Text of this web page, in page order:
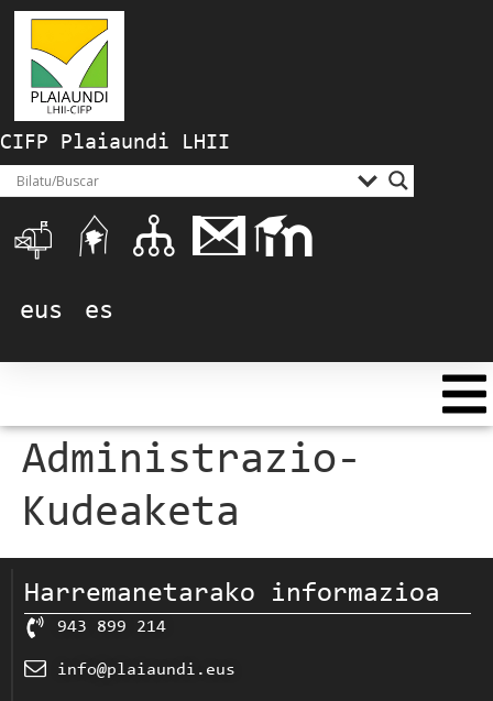
CIFP Plaiaundi LHII
eus es
Administrazio-
Kudeaketa
Harremanetarako informazioa
943 899 214
info@plaiaundi.eus